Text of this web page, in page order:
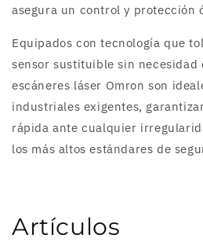
asegura un control y protección
Equipados con tecnología que
sensor sustituible sin necesidad
escáneres láser Omron son
industriales exigentes,
rápida ante cualquier
los más altos estándares de
Artículos